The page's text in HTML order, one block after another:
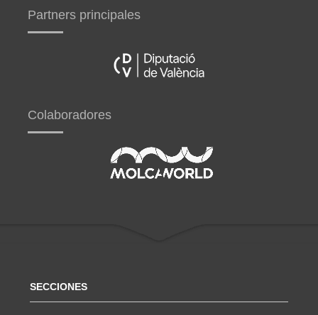
Partners principales
Colaboradores
SECCIONES